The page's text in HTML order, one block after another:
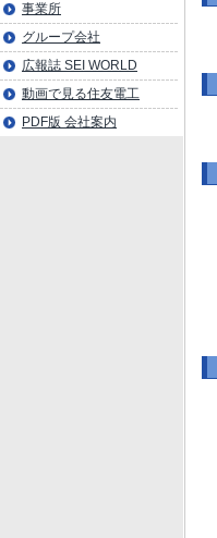
事業所
グループ会社
広報誌 SEI WORLD
動画で見る住友電工
PDF版 会社案内